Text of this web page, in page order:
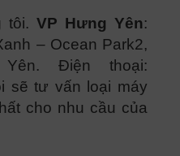
tôi. VP Hưng Yên:
– Ocean Park2,
Điện thoại:
sẽ tư vấn loại máy
cho nhu cầu của